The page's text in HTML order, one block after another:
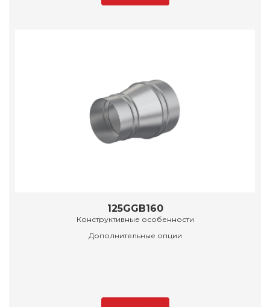
125GGB160
Конструктивные особенности
Дополнительные опции